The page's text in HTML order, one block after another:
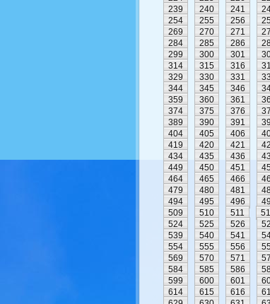
239
240 241
254
255 256
269
270 271
284
285 286
299
300 301
314
315 316
329
330 331
344
345 346
359
360 361
374
375 376
389
390 391
404
405 406
419
420 421
434
435 436
449
450 451
464
465 466
479
480 481
494
495 496
509
510 511
524
525 526
539
540 541
554
555 556
569
570 571
584
585 586
599
600 601
614
615 616